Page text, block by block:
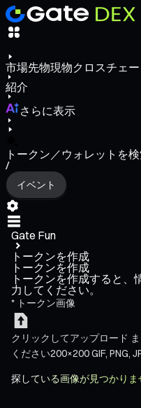
市場先物現物クロスチェ
紹介
さらに表示
トークン／ウォレットを
/
イベント
Gate Fun
トークンを作成
トークンを作成
トークンを作成すると、
力してください。
* トークン画像
クリックしてアップロード
ください200×200GIF, PNG,
探している画像が見つかり